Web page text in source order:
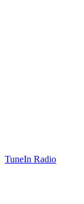
TuneIn Radio